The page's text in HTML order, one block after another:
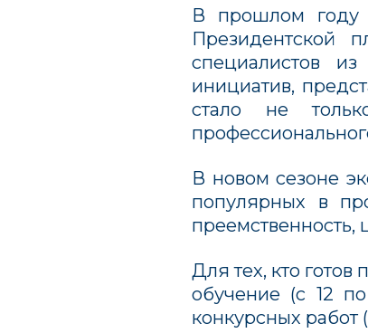
В прошлом году
Президентской
специалистов
инициатив,
стало не
В новом сезоне
популярных в
Для тех, кто готов
обучение (с 12
конкурсных работ